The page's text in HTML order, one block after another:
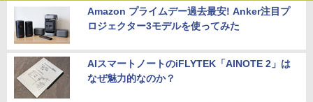
Amazon プライムデー過去最安! Anker注目プ
ロジェクター3モデルを使ってみた
AIスマートノートのiFLYTEK「AINOTE 2」は
なぜ魅力的なのか？